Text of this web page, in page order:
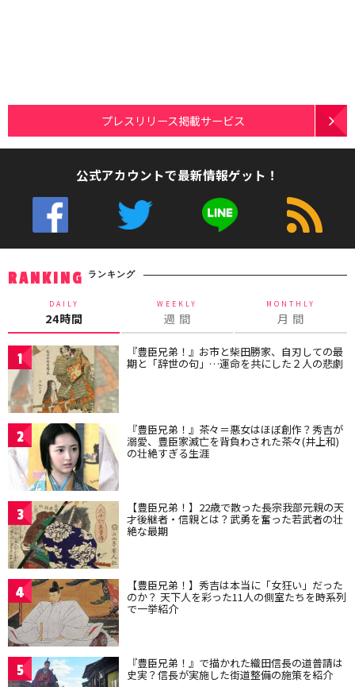
プレスリリース掲載サービス
公式アカウントで最新情報ゲット！
RANKING ランキング
DAILY
24時間
WEEKLY
週 間
MONTHLY
月 間
1 『豊臣兄弟！』お市と柴田勝家、自刃しての最
期と「辞世の句」…運命を共にした２人の悲劇
2 『豊臣兄弟！』茶々＝悪女はほぼ創作？秀吉が
溺愛、豊臣家滅亡を背負わされた茶々(井上和)
の壮絶すぎる生涯
3 【豊臣兄弟！】22歳で散った長宗我部元親の天
才後継者・信親とは？武勇を奮った若武者の壮
絶な最期
4 【豊臣兄弟！】秀吉は本当に「女狂い」だった
のか？ 天下人を彩った11人の側室たちを時系列
で一挙紹介
5 『豊臣兄弟！』で描かれた織田信長の道普請は
史実？信長が実施した街道整備の施策を紹介